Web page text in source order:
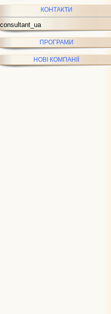
КОНТАКТИ
consultant_ua
ПРОГРАМИ
НОВІ КОМПАНІЇ